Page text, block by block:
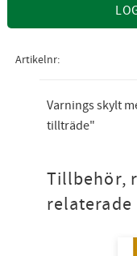
Artikelnr
Varnings skylt
tillträde"
Tillbehör,